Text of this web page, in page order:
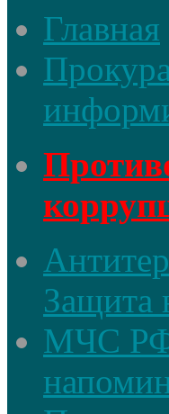
Главная
Защита
МЧС